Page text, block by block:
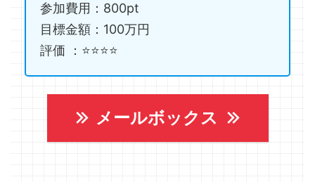
参加費用：800pt
目標金額：100万円
評価 ：⭐️⭐️⭐️⭐️
メールボックス